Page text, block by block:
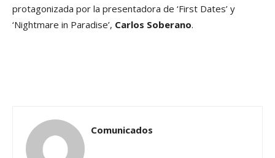
protagonizada por la presentadora de ‘First Dates’ y
‘Nightmare in Paradise’, Carlos Soberano.
Comunicados